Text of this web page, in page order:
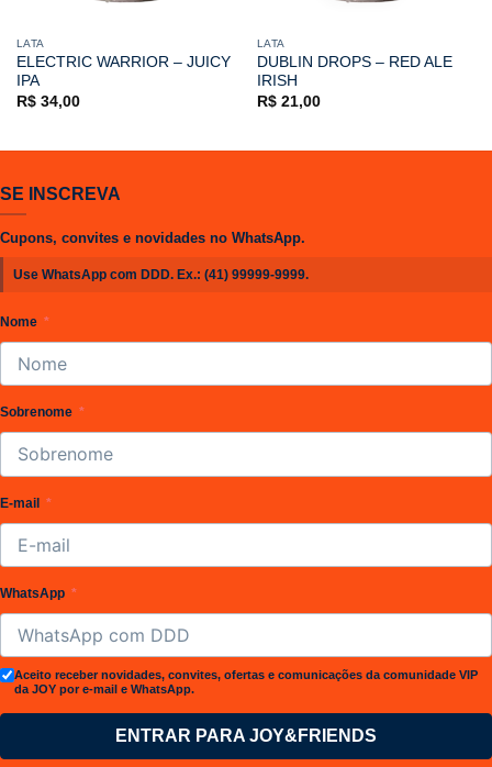
LATA
ELECTRIC WARRIOR – JUICY
IPA
R$34,00
LATA
DUBLIN DROPS – RED ALE
IRISH
R$21,00
SE INSCREVA
Cupons, convites e novidades no WhatsApp.
Use WhatsApp com DDD. Ex.: (41) 99999-9999.
Nome
Sobrenome
E-mail
WhatsApp
Aceito receber novidades, convites, ofertas e comunicações da comunidade VIP
da JOY por e-mail e WhatsApp.
ENTRAR PARA JOY&FRIENDS